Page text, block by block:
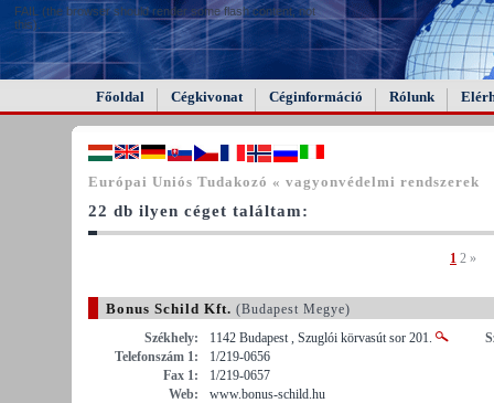
FAIL (the browser should render some flash content, not
this).
Főoldal Cégkivonat Céginformáció Rólunk
Európai Uniós Tudakozó « vagyonvédelmi rendszerek
22 db ilyen céget találtam:
1 2 »
Bonus Schild Kft. (Budapest Megye)
Székhely:
1142 Budapest , Szuglói körvasút sor 201.
Telefonszám 1:
1/219-0656
Fax 1:
1/219-0657
Web:
www.bonus-schild.hu